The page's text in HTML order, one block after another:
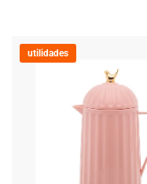
utilidades